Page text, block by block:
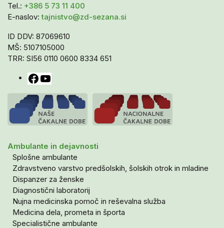
Tel.: +386 5 73 11 400
E-naslov:tajnistvo@zd-sezana.si
ID DDV: 87069610
MŠ: 5107105000
TRR: SI56 0110 0600 8334 651
Facebook
Ambulante in dejavnosti
Splošne ambulante
Zdravstveno varstvo predšolskih, šolskih otrok in mladine
Dispanzer za ženske
Diagnostični laboratorij
Nujna medicinska pomoč in reševalna služba
Medicina dela, prometa in športa
Specialistične ambulante